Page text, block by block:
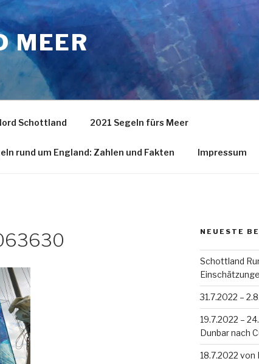
MEER
Schottland 2021 Segeln fürs Meer
rund um England: Zahlen und Fakten Impressum
NEUESTE
Schottland
31.7.2022 –
19.7.2022 –
Dunbar nach
18.7.2022 von